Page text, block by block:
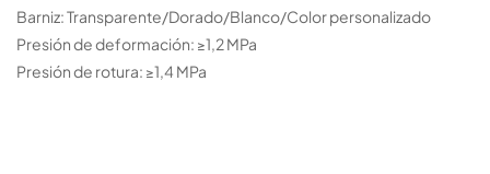
Barniz: Transparente/Dorado/Blanco/Color personalizado
Presión de deformación: ≥1,2 MPa
Presión de rotura: ≥1,4 MPa